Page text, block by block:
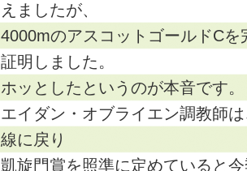
えましたが、
4000mのアスコットゴールドCを
証明しました。
ホッとしたというのが本音です
エイダン・オブライエン調教師
線に戻り
凱旋門賞を照準に定めていると